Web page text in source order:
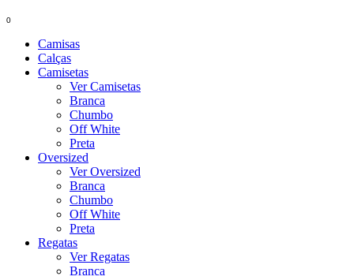
0
Camisas
Calças
Camisetas
Ver Camisetas
Branca
Chumbo
Off White
Preta
Oversized
Ver Oversized
Branca
Chumbo
Off White
Preta
Regatas
Ver Regatas
Branca